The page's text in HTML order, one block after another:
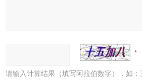
请输入计算结果（填写阿拉伯数字），如：